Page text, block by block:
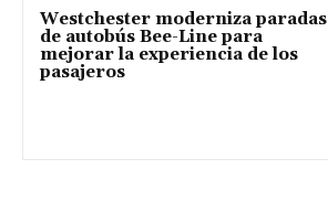
Westchester moderniza paradas
de autobús Bee-Line para
mejorar la experiencia de los
pasajeros